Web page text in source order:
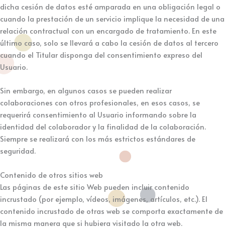
dicha cesión de datos esté amparada en una obligación legal o
cuando la prestación de un servicio implique la necesidad de una
relación contractual con un encargado de tratamiento. En este
último caso, solo se llevará a cabo la cesión de datos al tercero
cuando el Titular disponga del consentimiento expreso del
Usuario.
Sin embargo, en algunos casos se pueden realizar
colaboraciones con otros profesionales, en esos casos, se
requerirá consentimiento al Usuario informando sobre la
identidad del colaborador y la finalidad de la colaboración.
Siempre se realizará con los más estrictos estándares de
seguridad.
Contenido de otros sitios web
Las páginas de este sitio Web pueden incluir contenido
incrustado (por ejemplo, vídeos, imágenes, artículos, etc.). El
contenido incrustado de otras web se comporta exactamente de
la misma manera que si hubiera visitado la otra web.